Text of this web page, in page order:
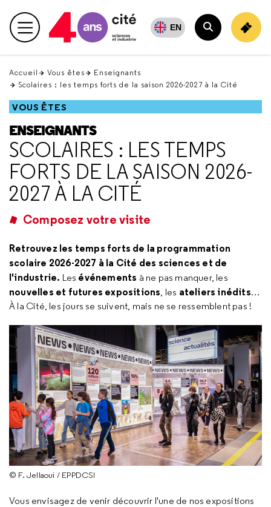
en
haut Menu principal EN
Rechercher
Accueil Vous êtes
Enseignants
Scolaires : les temps forts de la saison 2026-2027 à la Cité
VOUS ÊTES
ENSEIGNANTS
SCOLAIRES : LES TEMPS
FORTS DE LA SAISON 2026-
2027 À LA CITÉ
Composez votre visite
Retrouvez les temps forts de la programmation
scolaire 2026-2027 à la Cité des sciences et de
l'industrie. Les événements à ne pas manquer, les
nouvelles et futures expositions, les ateliers inédits…
À la Cité, les jours se suivent, mais ne se ressemblent pas !
© F. Jellaoui / EPPDCSI
Vous envisagez de venir découvrir l'une de nos expositions